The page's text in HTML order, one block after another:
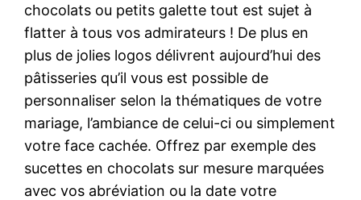
chocolats ou petits galette tout est sujet à
flatter à tous vos admirateurs ! De plus en
plus de jolies logos délivrent aujourd’hui des
pâtisseries qu’il vous est possible de
personnaliser selon la thématiques de votre
mariage, l’ambiance de celui-ci ou simplement
votre face cachée. Offrez par exemple des
sucettes en chocolats sur mesure marquées
avec vos abréviation ou la date votre